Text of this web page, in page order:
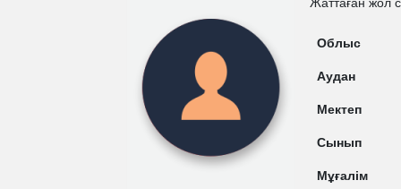
Облыс
Аудан
Мектеп
Сынып
Мұғалім